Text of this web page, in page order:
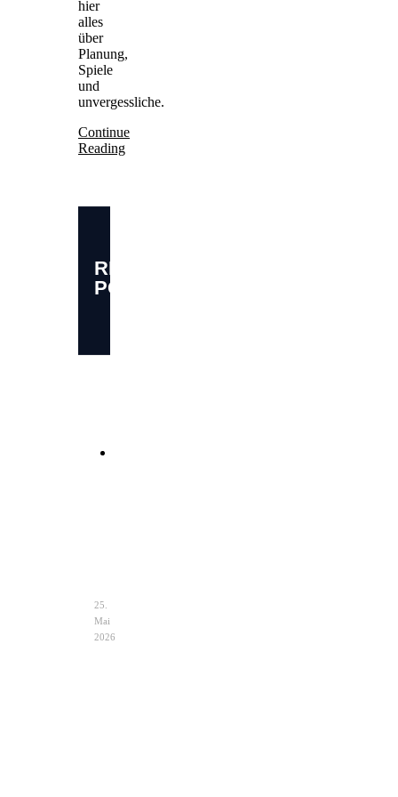
hier
alles
über
Planung,
Spiele
und
unvergessliche.
Continue
Reading
RELATED
POSTS
Clutch
25.
Mai
2026